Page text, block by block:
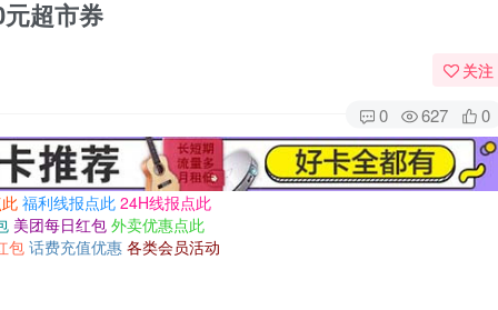
超市券
关注
0 627 0
福利线报点此 24H线报点此
美团每日红包 外卖优惠点此
包 话费充值优惠 各类会员活动